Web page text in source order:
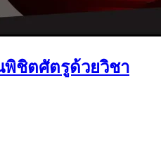
พิชิตศัตรูด้วยวิชา